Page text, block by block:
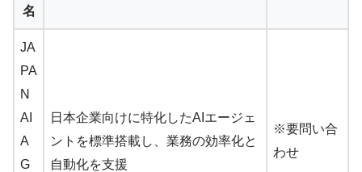
名
JA
PA
N
AI
A
G
日本企業向けに特化したAIエージェ
ントを標準搭載し、業務の効率化と
自動化を支援
※要問い合
わせ